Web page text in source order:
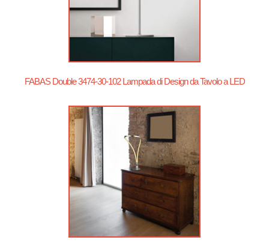
FABAS Double 3474-30-102 Lampada di Design da Tavolo a LED